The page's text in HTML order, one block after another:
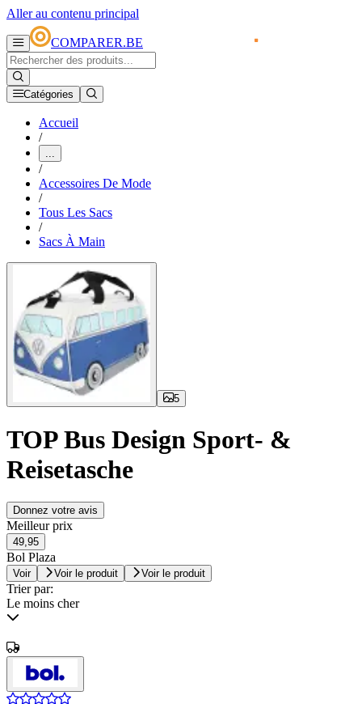
Aller au contenu principal
COMPARER.BE
Catégories
Accueil
/
...
/
Accessoires De Mode
/
Tous Les Sacs
/
Sacs À Main
5
TOP Bus Design Sport- &
Reisetasche
Donnez votre avis
Meilleur prix
49,95
Bol Plaza
Voir Voir le produit Voir le produit
Trier par:
Le moins cher